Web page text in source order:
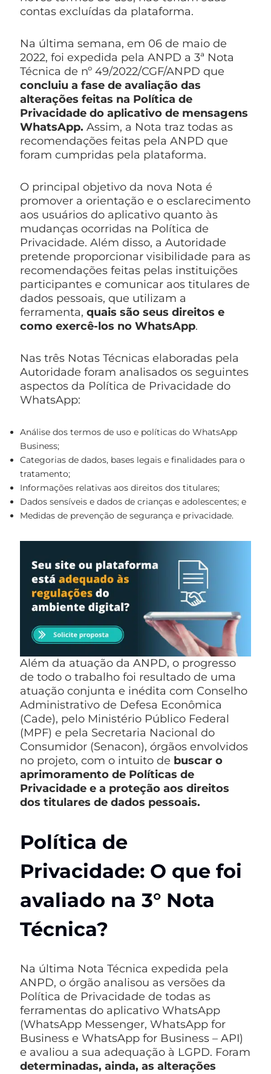
contas excluídas da plataforma.
Na última semana, em 06 de maio de
2022, foi expedida pela ANPD a 3ª Nota
Técnica de nº 49/2022/CGF/ANPD que
concluiu a fase de avaliação das
alterações feitas na Política de
Privacidade do aplicativo de mensagens
WhatsApp. Assim, a Nota traz todas as
recomendações feitas pela ANPD que
foram cumpridas pela plataforma.
O principal objetivo da nova Nota é
promover a orientação e o esclarecimento
aos usuários do aplicativo quanto às
mudanças ocorridas na Política de
Privacidade. Além disso, a Autoridade
pretende proporcionar visibilidade para as
recomendações feitas pelas instituições
participantes e comunicar aos titulares de
dados pessoais, que utilizam a
ferramenta, quais são seus direitos e
como exercê-los no WhatsApp.
Nas três Notas Técnicas elaboradas pela
Autoridade foram analisados os seguintes
aspectos da Política de Privacidade do
WhatsApp:
Análise dos termos de uso e políticas do WhatsApp
Business;
Categorias de dados, bases legais e finalidades para o
tratamento;
Informações relativas aos direitos dos titulares;
Dados sensíveis e dados de crianças e adolescentes; e
Medidas de prevenção de segurança e privacidade.
Além da atuação da ANPD, o progresso
de todo o trabalho foi resultado de uma
atuação conjunta e inédita com Conselho
Administrativo de Defesa Econômica
(Cade), pelo Ministério Público Federal
(MPF) e pela Secretaria Nacional do
Consumidor (Senacon), órgãos envolvidos
no projeto, com o intuito de buscar o
aprimoramento de Políticas de
Privacidade e a proteção aos direitos
dos titulares de dados pessoais.
Política de
Privacidade: O que foi
avaliado na 3° Nota
Técnica?
Na última Nota Técnica expedida pela
ANPD, o órgão analisou as versões da
Política de Privacidade de todas as
ferramentas do aplicativo WhatsApp
(WhatsApp Messenger, WhatsApp for
Business e WhatsApp for Business – API)
e avaliou a sua adequação à LGPD. Foram
determinadas, ainda, as alterações